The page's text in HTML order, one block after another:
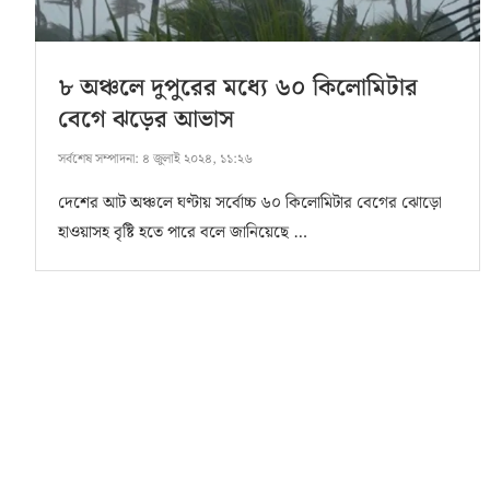
৮ অঞ্চলে দুপুরের মধ্যে ৬০ কিলোমিটার
বেগে ঝড়ের আভাস
সর্বশেষ সম্পাদনা: ৪ জুলাই ২০২৪, ১১:২৬
দেশের আট অঞ্চলে ঘণ্টায় সর্বোচ্চ ৬০ কিলোমিটার বেগের ঝোড়ো
হাওয়াসহ বৃষ্টি হতে পারে বলে জানিয়েছে …